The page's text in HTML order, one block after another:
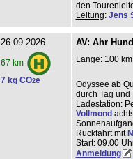
den
Leitung: Jens
26.09.2026
67 km
7 kg CO2e
AV: Ahr
Länge: 100
Odyssee ab
durch Tag
Ladestation:
Vollmond
Rückfahrt mit
Start: 09.00
Anmeldung